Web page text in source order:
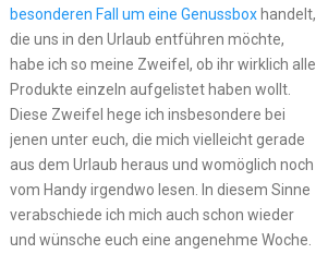
besonderen Fall um eine Genussboxhandelt,
die uns in den Urlaub entführen möchte,
habe ich so meine Zweifel, ob ihr wirklich alle
Produkte einzeln aufgelistet haben wollt.
Diese Zweifel hege ich insbesondere bei
jenen unter euch, die mich vielleicht gerade
aus dem Urlaub heraus und womöglich noch
vom Handy irgendwo lesen. In diesem Sinne
verabschiede ich mich auch schon wieder
und wünsche euch eine angenehme Woche.